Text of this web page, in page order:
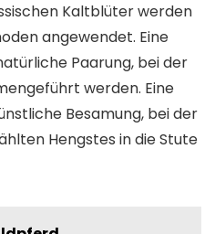
Kaltblüter werden
angewendet. Eine
Paarung, bei der
werden. Eine
Besamung, bei der
Hengstes in die Stute